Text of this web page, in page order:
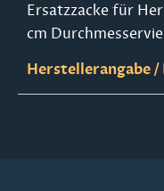
Ersatzzacke für
cm
Herstellerangabe